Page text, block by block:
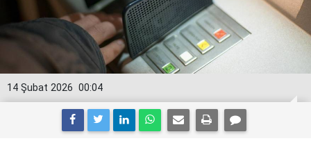
00:04
14 Şubat 2026